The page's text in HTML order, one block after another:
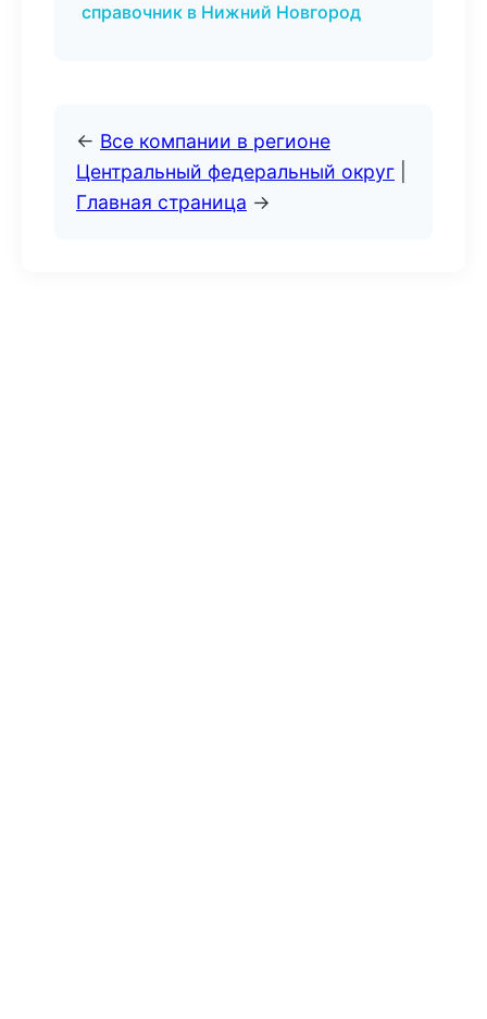
справочник в Нижний Новгород
← Все компании в регионе
Центральный федеральный округ
Главная страница →